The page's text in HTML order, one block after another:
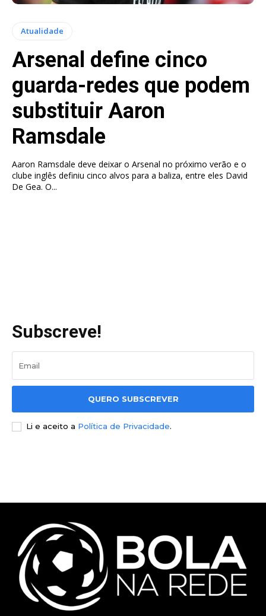
Atualidade
Arsenal define cinco
guarda-redes que podem
substituir Aaron
Ramsdale
Aaron Ramsdale deve deixar o Arsenal no próximo verão e o
clube inglês definiu cinco alvos para a baliza, entre eles David
De Gea. O...
Subscreve!
QUERO SUBSCREVER
Li e aceito a Política de Privacidade.